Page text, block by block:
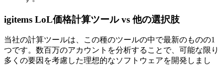
igitems LoL価格計算ツール vs 他の選択肢
当社の計算ツールは、この種のツールの中で最新のものの1
つです。数百万のアカウントを分析することで、可能な限り
多くの要因を考慮した理想的なソフトウェアを開発しまし